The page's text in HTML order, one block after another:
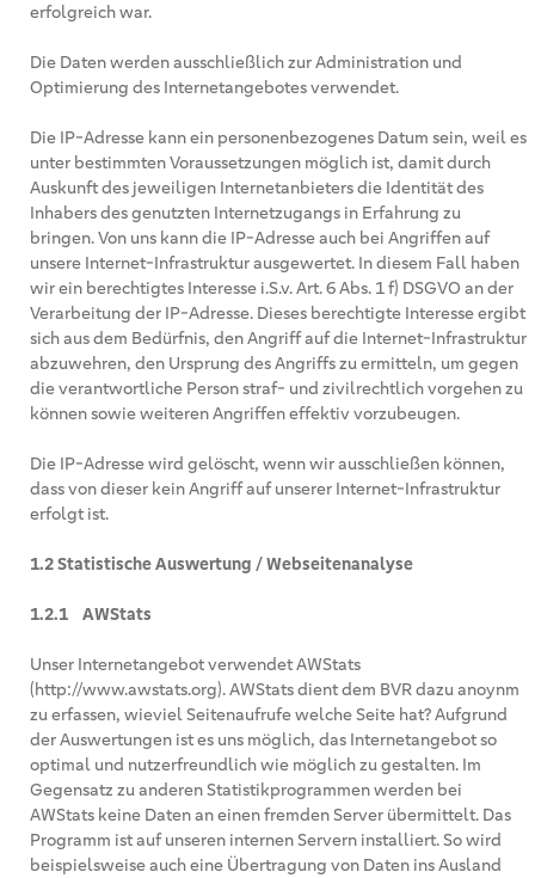
erfolgreich war.
Die Daten werden ausschließlich zur Administration und
Optimierung des Internetangebotes verwendet.
Die IP-Adresse kann ein personenbezogenes Datum sein, weil es
unter bestimmten Voraussetzungen möglich ist, damit durch
Auskunft des jeweiligen Internetanbieters die Identität des
Inhabers des genutzten Internetzugangs in Erfahrung zu
bringen. Von uns kann die IP-Adresse auch bei Angriffen auf
unsere Internet-Infrastruktur ausgewertet. In diesem Fall haben
wir ein berechtigtes Interesse i.S.v. Art. 6 Abs. 1 f) DSGVO an der
Verarbeitung der IP-Adresse. Dieses berechtigte Interesse ergibt
sich aus dem Bedürfnis, den Angriff auf die Internet-Infrastruktur
abzuwehren, den Ursprung des Angriffs zu ermitteln, um gegen
die verantwortliche Person straf- und zivilrechtlich vorgehen zu
können sowie weiteren Angriffen effektiv vorzubeugen.
Die IP-Adresse wird gelöscht, wenn wir ausschließen können,
dass von dieser kein Angriff auf unserer Internet-Infrastruktur
erfolgt ist.
1.2 Statistische Auswertung / Webseitenanalyse
1.2.1 AWStats
Unser Internetangebot verwendet AWStats
(http://www.awstats.org). AWStats dient dem BVR dazu anoynm
zu erfassen, wieviel Seitenaufrufe welche Seite hat? Aufgrund
der Auswertungen ist es uns möglich, das Internetangebot so
optimal und nutzerfreundlich wie möglich zu gestalten. Im
Gegensatz zu anderen Statistikprogrammen werden bei
AWStats keine Daten an einen fremden Server übermittelt. Das
Programm ist auf unseren internen Servern installiert. So wird
beispielsweise auch eine Übertragung von Daten ins Ausland